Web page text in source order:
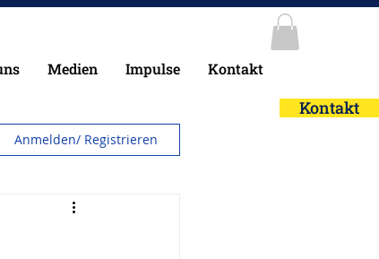
Kontakt
Medien Impulse Kontakt
Anmelden/ Registrieren